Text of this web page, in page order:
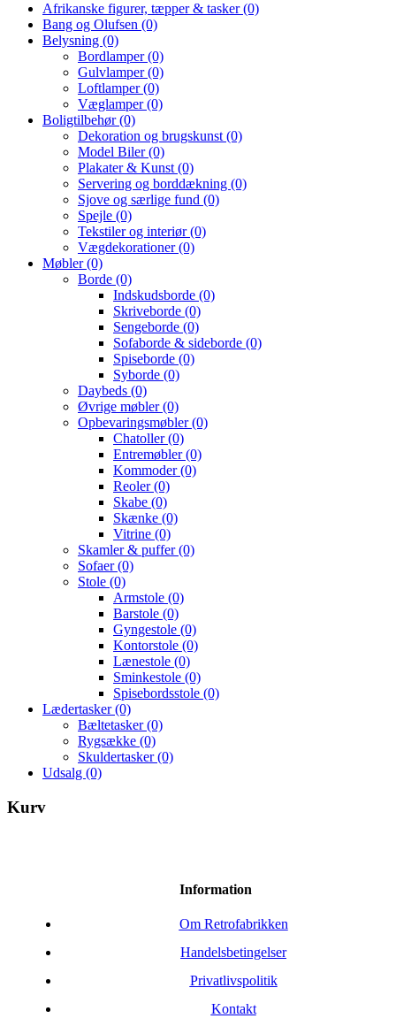
Afrikanske figurer, tæpper & tasker(0)
Bang og Olufsen (0)
Belysning (0)
Bordlamper(0)
Gulvlamper(0)
Loftlamper(0)
Væglamper(0)
Boligtilbehør(0)
Dekoration og brugskunst (0)
Model Biler(0)
Plakater & Kunst (0)
Servering og borddækning (0)
Sjove og særlige fund (0)
Spejle (0)
Tekstiler og interiør(0)
Vægdekorationer(0)
Møbler(0)
Borde (0)
Indskudsborde (0)
Skriveborde (0)
Sengeborde (0)
Sofaborde & sideborde (0)
Spiseborde (0)
Syborde (0)
Daybeds (0)
Øvrige møbler(0)
Opbevaringsmøbler(0)
Chatoller(0)
Entremøbler(0)
Kommoder(0)
Reoler(0)
Skabe (0)
Skænke (0)
Vitrine (0)
Skamler & puffer(0)
Sofaer(0)
Stole (0)
Armstole (0)
Barstole (0)
Gyngestole (0)
Kontorstole (0)
Lænestole (0)
Sminkestole (0)
Spisebordsstole (0)
Lædertasker(0)
Bæltetasker(0)
Rygsække (0)
Skuldertasker(0)
Udsalg (0)
Kurv
Information
Om Retrofabrikken
Handelsbetingelser
Privatlivspolitik
Kontakt